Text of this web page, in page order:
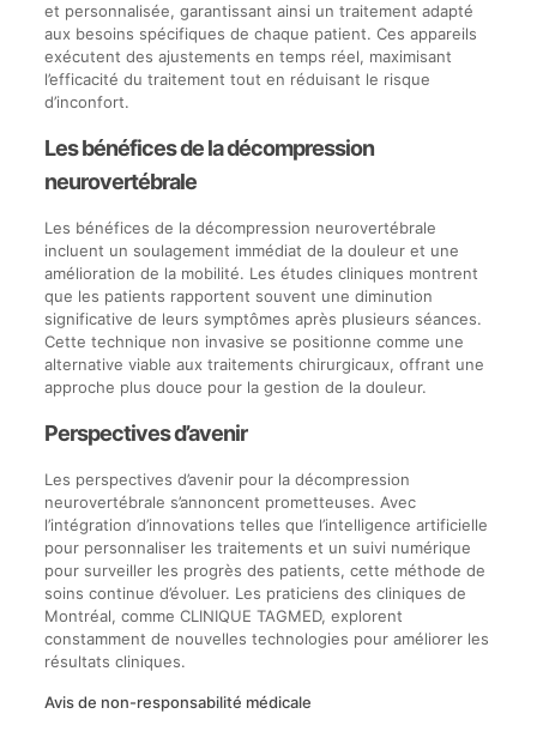
et personnalisée, garantissant ainsi un traitement adapté
aux besoins spécifiques de chaque patient. Ces appareils
exécutent des ajustements en temps réel, maximisant
l’efficacité du traitement tout en réduisant le risque
d’inconfort.
Les bénéfices de la décompression
neurovertébrale
Les bénéfices de la décompression neurovertébrale
incluent un soulagement immédiat de la douleur et une
amélioration de la mobilité. Les études cliniques montrent
que les patients rapportent souvent une diminution
significative de leurs symptômes après plusieurs séances.
Cette technique non invasive se positionne comme une
alternative viable aux traitements chirurgicaux, offrant une
approche plus douce pour la gestion de la douleur.
Perspectives d’avenir
Les perspectives d’avenir pour la décompression
neurovertébrale s’annoncent prometteuses. Avec
l’intégration d’innovations telles que l’intelligence artificielle
pour personnaliser les traitements et un suivi numérique
pour surveiller les progrès des patients, cette méthode de
soins continue d’évoluer. Les praticiens des cliniques de
Montréal, comme CLINIQUE TAGMED, explorent
constamment de nouvelles technologies pour améliorer les
résultats cliniques.
Avis de non-responsabilité médicale